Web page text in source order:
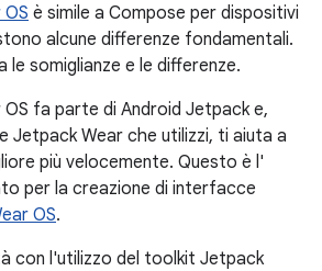
è simile a Compose per dispositivi
alcune differenze fondamentali.
le somiglianze e le differenze.
fa parte di Android Jetpack e,
Jetpack Wear che utilizzi, ti aiuta a
più velocemente. Questo è l'
per la creazione di interfacce
OS.
con l'utilizzo del toolkit Jetpack